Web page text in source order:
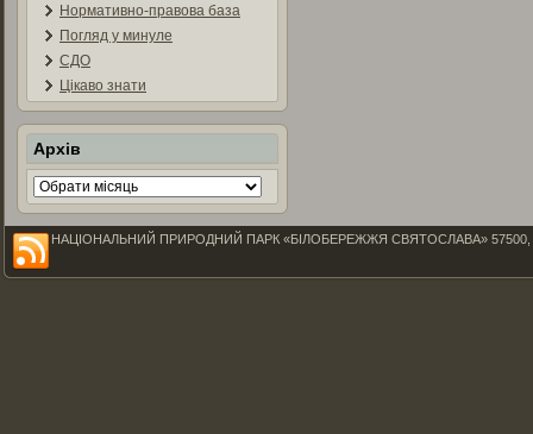
Нормативно-правова база
Погляд у минуле
СДО
Цікаво знати
Архів
Архів
НАЦІОНАЛЬНИЙ ПРИРОДНИЙ ПАРК «БІЛОБЕРЕЖЖЯ СВЯТОСЛАВА» 57500,